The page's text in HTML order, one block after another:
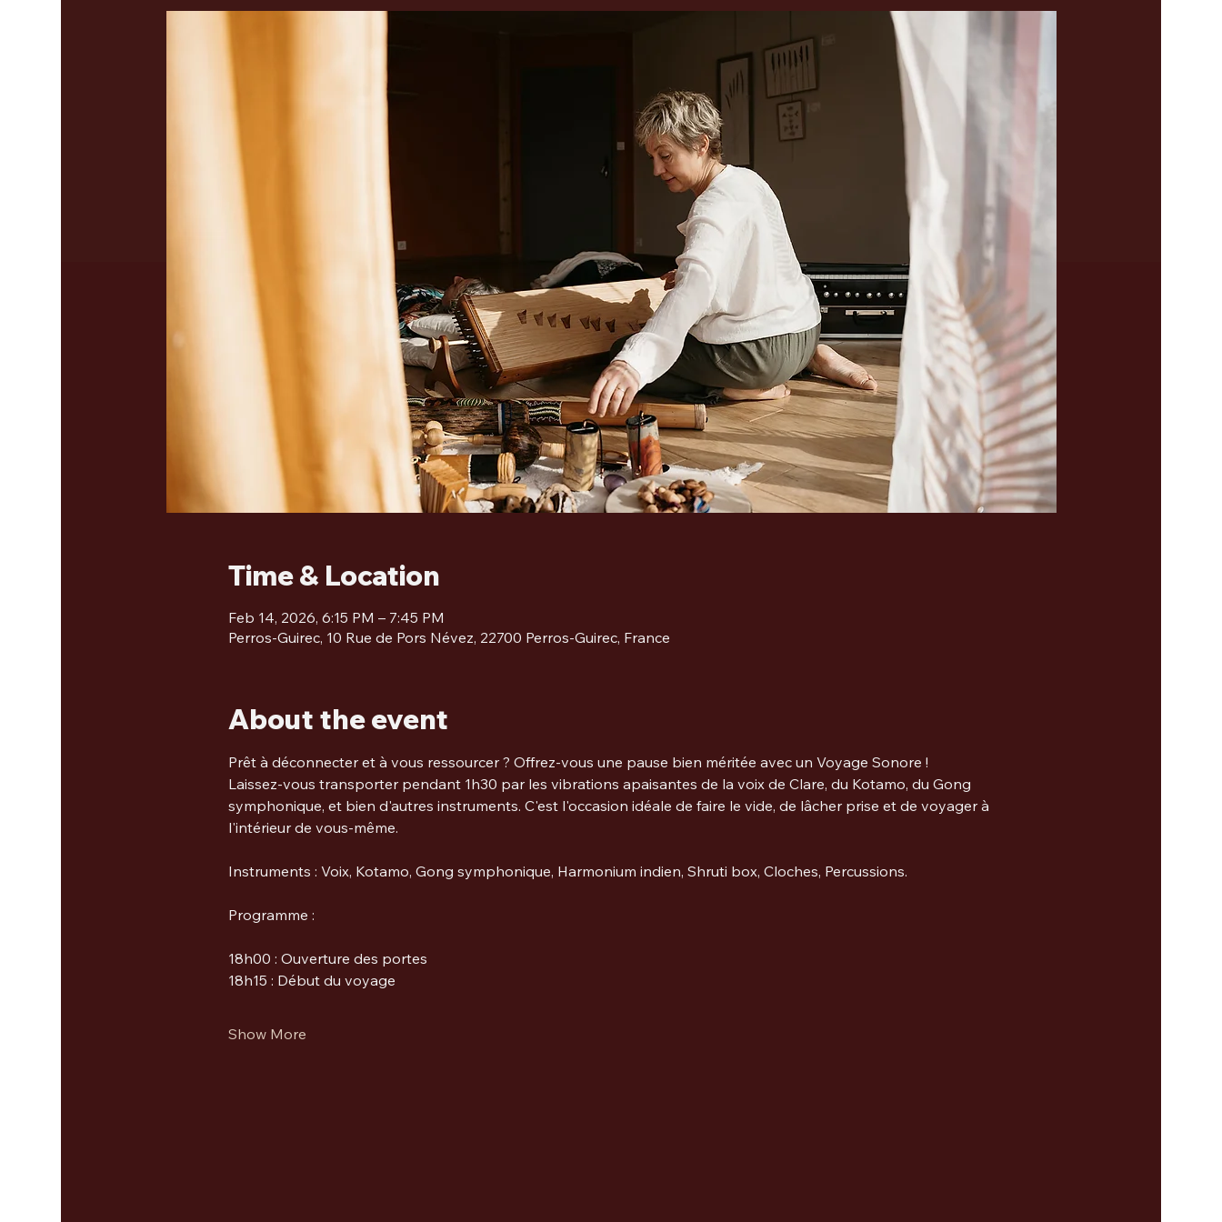
Time & Location
Feb 14, 2026, 6:15 PM – 7:45 PM
Perros-Guirec, 10 Rue de Pors Névez, 22700 Perros-Guirec, France
About the event
Prêt à déconnecter et à vous ressourcer ? Offrez-vous une pause bien méritée avec un Voyage Sonore !
Laissez-vous transporter pendant 1h30 par les vibrations apaisantes de la voix de Clare, du Kotamo, du Gong
symphonique, et bien d'autres instruments. C'est l'occasion idéale de faire le vide, de lâcher prise et de voyager à
l'intérieur de vous-même.
Instruments : Voix, Kotamo, Gong symphonique, Harmonium indien, Shruti box, Cloches, Percussions.
Programme :
18h00 : Ouverture des portes
18h15 : Début du voyage
Show More